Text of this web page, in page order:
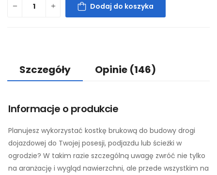
Dodaj do koszyka
Szczegóły Opinie (146)
Informacje o produkcie
Planujesz wykorzystać kostkę brukową do budowy drogi
dojazdowej do Twojej posesji, podjazdu lub ścieżki w
ogrodzie? W takim razie szczególną uwagę zwróć nie tylko
na aranżację i wygląd nawierzchni, ale przede wszystkim na